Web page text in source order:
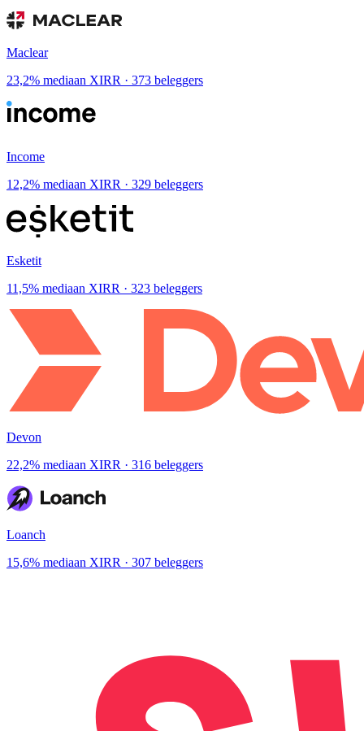
Maclear
23,2% mediaan XIRR · 373 beleggers
Income
12,2% mediaan XIRR · 329 beleggers
Esketit
11,5% mediaan XIRR · 323 beleggers
Devon
22,2% mediaan XIRR · 316 beleggers
Loanch
15,6% mediaan XIRR · 307 beleggers